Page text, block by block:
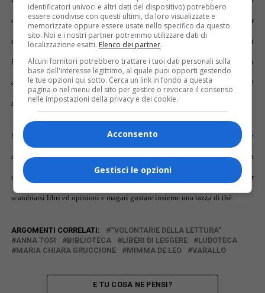
ottimo scrittore per adulti, creando dei lettori affezionati, speriamo di poter
davvero riuscire a concretizzare la sua frase: “ Se riesci a far innamorare i
bambini di un libro, o due, o tre, cominceranno a pensare che leggere è un
divertimento. Così forse da grandi diventeranno dei lettori. E leggere è
uno dei piaceri e uno degli strumenti più grandi della nostra Vita”
Se nuovi lettori volessero mettersi in gioco si potrebbero proporre letture
animate anche al sabato mattina o in altri giorni della settimana, e, qualora
ci fosse l’interesse, si potrebbe anche creare un salotto di letturaper
scambiarsi libri ed opinioni e magari gustare insieme una tazza di thè.
ARGOMENTI CORRELATI:
“VOLONTARIE DELLA LETTURA”
ANNA TOSI
BIBLIOTECA LIBERI DI LEGGERE
LUDOTECA
MARIA CHIARA GRUCCIONE
MIMMA DE LEO VARALLO
E TU COSA NE PENSI?
identificatori univoci e altri dati del dispositivo) potrebbero
essere condivise con questi ultimi, da loro visualizzate e
memorizzate oppure essere usate nello specifico da questo
sito. Noi e i nostri partner potremmo utilizzare dati di
localizzazione esatti. Elenco dei partner.
Alcuni fornitori potrebbero trattare i tuoi dati personali sulla
base dell'interesse legittimo, al quale puoi opporti gestendo
le tue opzioni qui sotto. Cerca un link in fondo a questa
pagina o nel menu del sito per gestire o revocare il consenso
nelle impostazioni della privacy e dei cookie.
Acconsento
Gestisci le opzioni